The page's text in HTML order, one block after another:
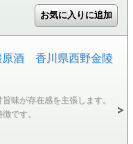
原酒 香川県西野金陵
味が存在感を主張します。
です。